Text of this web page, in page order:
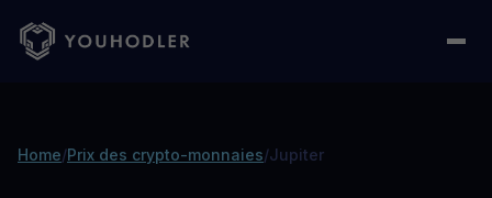
Home/Prix des crypto-monnaies/Jupiter